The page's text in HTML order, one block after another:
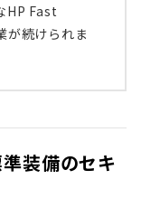
HP Fast
が続けられま
装備のセキ